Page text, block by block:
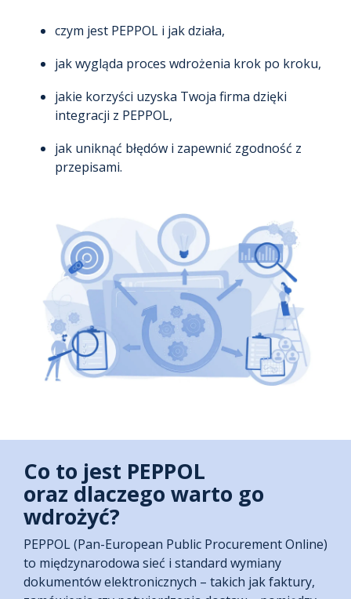
czym jest PEPPOL i jak działa,
jak wygląda proces wdrożenia krok po kroku,
jakie korzyści uzyska Twoja firma dzięki
integracji z PEPPOL,
jak uniknąć błędów i zapewnić zgodność z
przepisami.
Co to jest PEPPOL
oraz dlaczego warto go
wdrożyć?
PEPPOL (Pan-European Public Procurement Online)
to międzynarodowa sieć i standard wymiany
dokumentów elektronicznych – takich jak faktury,